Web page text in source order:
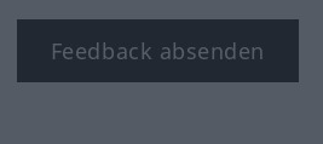
Feedback absenden